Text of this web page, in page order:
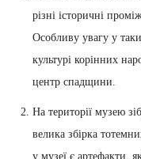
різні історичні
Особливу увагу у
культурі корінних
центр спадщини.
На території музею
велика збірка
у музеї є артефакти,